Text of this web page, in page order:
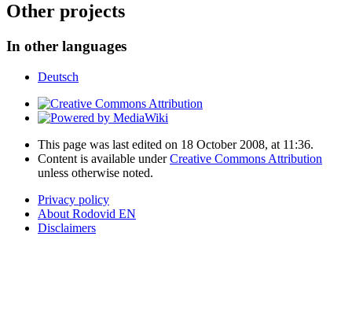
Other projects
In other languages
Deutsch
This page was last edited on 18 October 2008, at 11:36.
Content is available underCreative Commons Attribution
unless otherwise noted.
Privacy policy
About Rodovid EN
Disclaimers